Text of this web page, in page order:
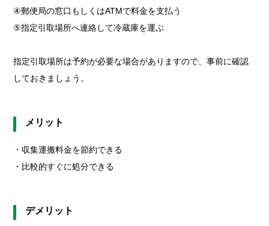
④郵便局の窓口もしくはATMで料金を支払う
⑤指定引取場所へ連絡して冷蔵庫を運ぶ
指定引取場所は予約が必要な場合がありますので、事前に確認
しておきましょう。
メリット
・収集運搬料金を節約できる
・比較的すぐに処分できる
デメリット